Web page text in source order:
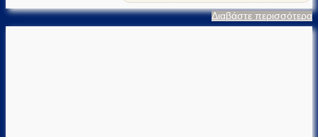
Διαβάστε περισσότερα